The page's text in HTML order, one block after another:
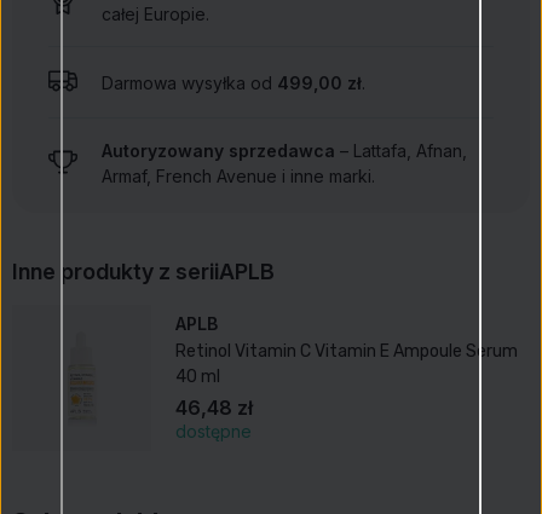
całej Europie.
Darmowa wysyłka od 499,00 zł.
Autoryzowany sprzedawca – Lattafa, Afnan,
Armaf, French Avenue i inne marki.
Inne produkty z seriiAPLB
APLB
Retinol Vitamin C Vitamin E Ampoule Serum
40 ml
46,48 zł
dostępne